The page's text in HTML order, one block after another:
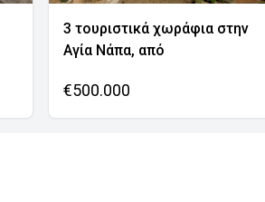
3 τουριστικά χωράφια στην
Αγία Νάπα, από
€500.000